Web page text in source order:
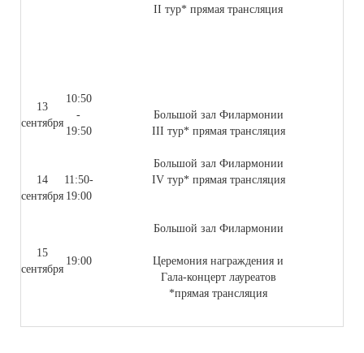
II тур* прямая трансляция
13
сентября
10:50
-
19:50
Большой зал Филармонии
III тур* прямая трансляция
14
сентября
11:50-
19:00
Большой зал Филармонии
IV тур* прямая трансляция
15
сентября
19:00
Большой зал Филармонии
Церемония награждения и
Гала-концерт лауреатов
*прямая трансляция